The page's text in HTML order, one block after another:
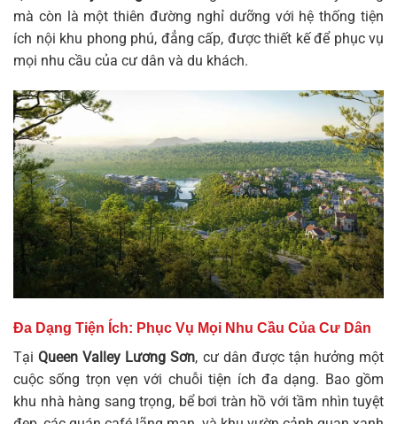
mà còn là một thiên đường nghỉ dưỡng với hệ thống tiện
ích nội khu phong phú, đẳng cấp, được thiết kế để phục vụ
mọi nhu cầu của cư dân và du khách.
Đa Dạng Tiện Ích: Phục Vụ Mọi Nhu Cầu Của Cư Dân
TạiQueen Valley Lương Sơn, cư dân được tận hưởng một
cuộc sống trọn vẹn với chuỗi tiện ích đa dạng. Bao gồm
khu nhà hàng sang trọng, bể bơi tràn hồ với tầm nhìn tuyệt